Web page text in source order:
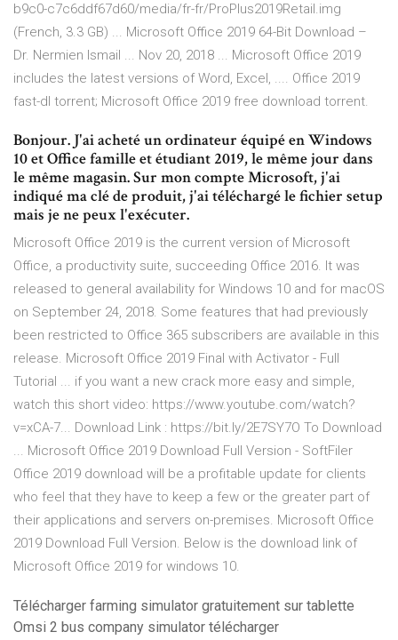
b9c0-c7c6ddf67d60/media/fr-fr/ProPlus2019Retail.img
(French, 3.3 GB) ... Microsoft Office 2019 64-Bit Download –
Dr. Nermien Ismail ... Nov 20, 2018 ... Microsoft Office 2019
includes the latest versions of Word, Excel, .... Office 2019
fast-dl torrent; Microsoft Office 2019 free download torrent.
Bonjour. J'ai acheté un ordinateur équipé en Windows
10 et Office famille et étudiant 2019, le même jour dans
le même magasin. Sur mon compte Microsoft, j'ai
indiqué ma clé de produit, j'ai téléchargé le fichier setup
mais je ne peux l'exécuter.
Microsoft Office 2019 is the current version of Microsoft
Office, a productivity suite, succeeding Office 2016. It was
released to general availability for Windows 10 and for macOS
on September 24, 2018. Some features that had previously
been restricted to Office 365 subscribers are available in this
release. Microsoft Office 2019 Final with Activator - Full
Tutorial ... if you want a new crack more easy and simple,
watch this short video: https://www.youtube.com/watch?
v=xCA-7... Download Link : https://bit.ly/2E7SY7O To Download
... Microsoft Office 2019 Download Full Version - SoftFiler
Office 2019 download will be a profitable update for clients
who feel that they have to keep a few or the greater part of
their applications and servers on-premises. Microsoft Office
2019 Download Full Version. Below is the download link of
Microsoft Office 2019 for windows 10.
Télécharger farming simulator gratuitement sur tablette
Omsi 2 bus company simulator télécharger